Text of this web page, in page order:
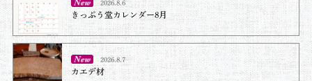
2026.8.6
きっぷう堂カレンダー8月
2026.8.7
カエデ材